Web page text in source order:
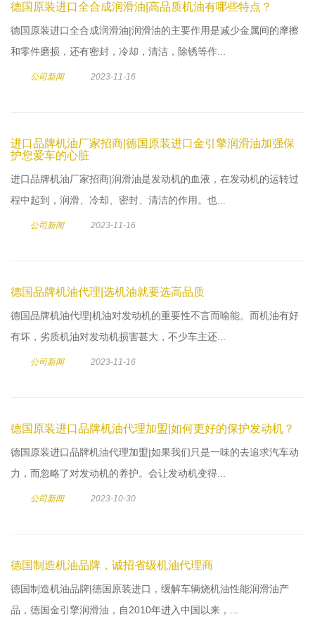
德国原装进口全合成润滑油|高品质机油有哪些特点？
德国原装进口全合成润滑油|润滑油的主要作用是减少金属间的摩擦
和零件磨损，还有密封，冷却，清洁，除锈等作...
公司新闻 2023-11-16
进口品牌机油厂家招商|德国原装进口金引擎润滑油加强保
护您爱车的心脏
进口品牌机油厂家招商|润滑油是发动机的血液，在发动机的运转过
程中起到，润滑、冷却、密封、清洁的作用。也...
公司新闻 2023-11-16
德国品牌机油代理|选机油就要选高品质
德国品牌机油代理|机油对发动机的重要性不言而喻能。而机油有好
有坏，劣质机油对发动机损害甚大，不少车主还...
公司新闻 2023-11-16
德国原装进口品牌机油代理加盟|如何更好的保护发动机？
德国原装进口品牌机油代理加盟|如果我们只是一味的去追求汽车动
力，而忽略了对发动机的养护。会让发动机变得...
公司新闻 2023-10-30
德国制造机油品牌，诚招省级机油代理商
德国制造机油品牌|德国原装进口，缓解车辆烧机油性能润滑油产
品，德国金引擎润滑油，自2010年进入中国以来，...